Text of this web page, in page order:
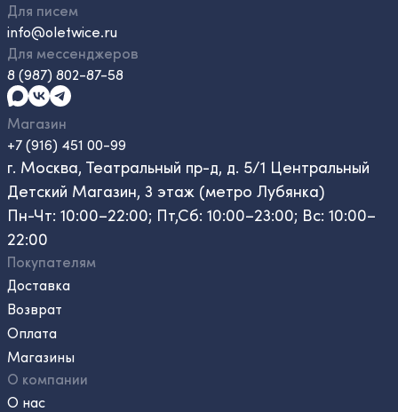
Для писем
info@oletwice.ru
Для мессенджеров
8 (987) 802-87-58
Магазин
+7 (916) 451 00-99
г. Москва, Театральный пр-д, д. 5/1 Центральный
Детский Магазин, 3 этаж (метро Лубянка)
Пн-Чт: 10:00–22:00; Пт,Сб: 10:00–23:00; Вс: 10:00–
22:00
Покупателям
Доставка
Возврат
Оплата
Магазины
О компании
О нас